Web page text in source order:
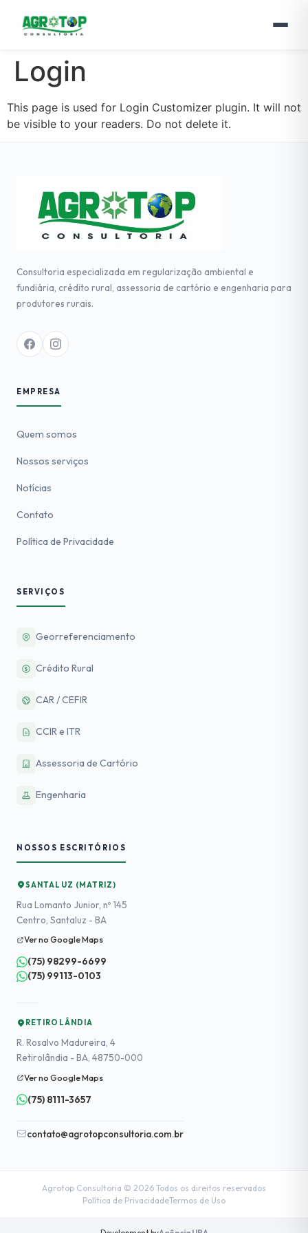
Login
This page is used for Login Customizer plugin. It will not
be visible to your readers. Do not delete it.
Consultoria especializada em regularização ambiental e
fundiária, crédito rural, assessoria de cartório e engenharia para
produtores rurais.
EMPRESA
Quem somos
Nossos serviços
Notícias
Contato
Política de Privacidade
SERVIÇOS
Georreferenciamento
Crédito Rural
CAR / CEFIR
CCIR e ITR
Assessoria de Cartório
Engenharia
NOSSOS ESCRITÓRIOS
SANTALUZ (MATRIZ)
Rua Lomanto Junior, nº 145
Centro, Santaluz - BA
Ver no Google Maps
(75) 98299-6699
(75) 99113-0103
RETIROLÂNDIA
R. Rosalvo Madureira, 4
Retirolândia - BA, 48750-000
Ver no Google Maps
(75) 8111-3657
contato@agrotopconsultoria.com.br
Agrotop Consultoria © 2026 Todos os direitos reservados
Política de PrivacidadeTermos de Uso